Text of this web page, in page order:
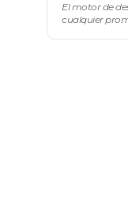
El motor de
cualquier